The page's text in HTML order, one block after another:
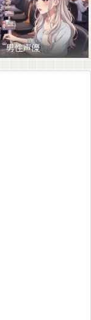
男性声優